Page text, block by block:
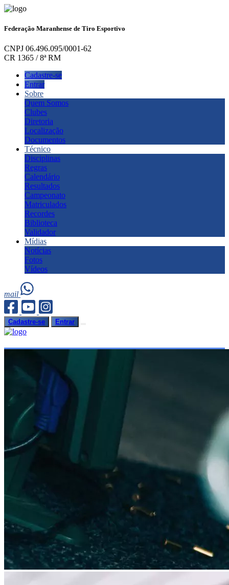
Federação Maranhense de Tiro Esportivo
CNPJ 06.496.095/0001-62
CR 1365 / 8ª RM
Cadastre-se
Entrar
Sobre
Quem Somos
Clubes
Diretoria
Localização
Documentos
Técnico
Disciplinas
Regras
Calendário
Resultados
Campeonato
Matriculados
Recordes
Biblioteca
Validador
Mídias
Notícias
Fotos
Vídeos
mail
Cadastre-se Entrar